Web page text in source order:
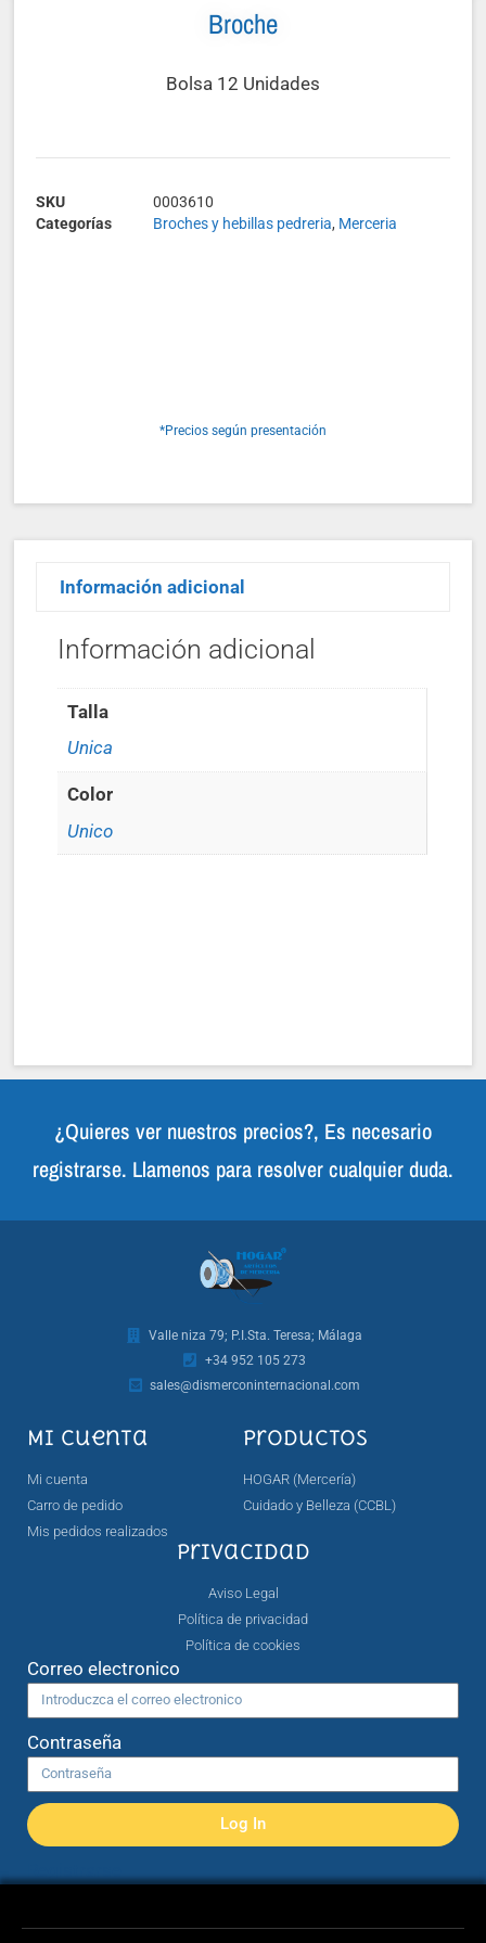
Broche
Bolsa 12 Unidades
SKU
0003610
Categorías
Broches y hebillas pedreria, Merceria
*Precios según presentación
Información adicional
Información adicional
Talla
Unica
Color
Unico
¿Quieres ver nuestros precios?, Es necesario
registrarse. Llamenos para resolver cualquier duda.
Valle niza 79; P.I.Sta. Teresa; Málaga
+34 952 105 273
sales@dismerconinternacional.com
Mi cuenta
Mi cuenta
Carro de pedido
Mis pedidos realizados
Productos
HOGAR (Mercería)
Cuidado y Belleza (CCBL)
Privacidad
Aviso Legal
Política de privacidad
Política de cookies
Correo electronico
Contraseña
Log In